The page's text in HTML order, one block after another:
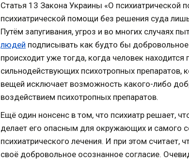
Статья 13 Закона Украины «О психиатрической
психиатрической помощи без решения суда
Путём запугивания, угроз и во многих случаях
людей подписывать как будто бы добровольное
происходит уже тогда, когда человек
сильнодействующих психотропных
вещей исключает возможность какого-либо
воздействием психотропных препаратов.
Ещё один нонсенс в том, что психиатр решает,
делает его опасным для окружающих и самого
психиатрического лечения. И при этом считает,
своё добровольное осознанное согласие.